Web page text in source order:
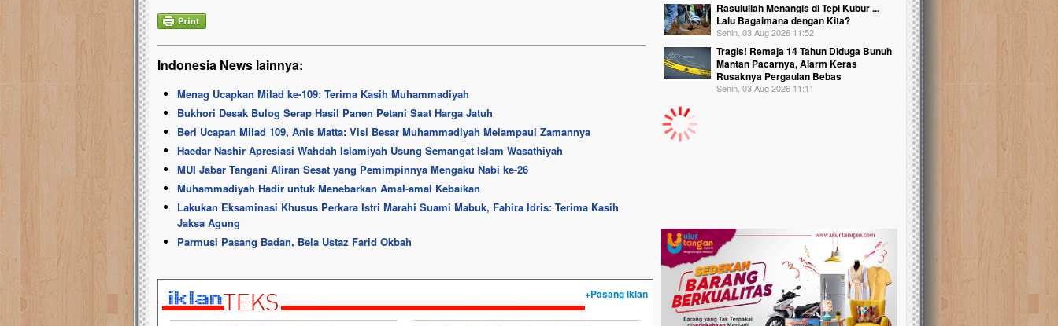
Indonesia News lainnya:
Menag Ucapkan Milad ke-109: Terima Kasih Muhammadiyah
Bukhori Desak Bulog Serap Hasil Panen Petani Saat Harga Jatuh
Beri Ucapan Milad 109, Anis Matta: Visi Besar Muhammadiyah Melampaui Zamannya
Haedar Nashir Apresiasi Wahdah Islamiyah Usung Semangat Islam Wasathiyah
MUI Jabar Tangani Aliran Sesat yang Pemimpinnya Mengaku Nabi ke-26
Muhammadiyah Hadir untuk Menebarkan Amal-amal Kebaikan
Lakukan Eksaminasi Khusus Perkara Istri Marahi Suami Mabuk, Fahira Idris: Terima Kasih
Jaksa Agung
Parmusi Pasang Badan, Bela Ustaz Farid Okbah
+Pasang iklan
Rasulullah Menangis di Tepi Kubur ...
Lalu Bagaimana dengan Kita?
Senin, 03 Aug 2026 11:52
Tragis! Remaja 14 Tahun Diduga Bunuh
Mantan Pacarnya, Alarm Keras
Rusaknya Pergaulan Bebas
Senin, 03 Aug 2026 11:11